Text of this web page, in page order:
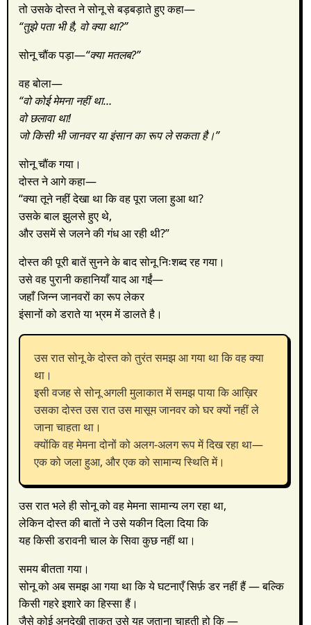
तो उसके दोस्त ने सोनू से बड़बड़ाते हुए कहा—
“तुझे पता भी है, वो क्या था?”
सोनू चौंक पड़ा—“क्या मतलब?”
वह बोला—
“वो कोई मेमना नहीं था…
वो छलावा था!
जो किसी भी जानवर या इंसान का रूप ले सकता है।”
सोनू चौंक गया।
दोस्त ने आगे कहा—
“क्या तूने नहीं देखा था कि वह पूरा जला हुआ था?
उसके बाल झुलसे हुए थे,
और उसमें से जलने की गंध आ रही थी?”
दोस्त की पूरी बातें सुनने के बाद सोनू निःशब्द रह गया।
उसे वह पुरानी कहानियाँ याद आ गईं—
जहाँ जिन्न जानवरों का रूप लेकर
इंसानों को डराते या भ्रम में डालते है।
उस रात सोनू के दोस्त को तुरंत समझ आ गया था कि वह क्या
था।
इसी वजह से सोनू अगली मुलाकात में समझ पाया कि आख़िर
उसका दोस्त उस रात उस मासूम जानवर को घर क्यों नहीं ले
जाना चाहता था।
क्योंकि वह मेमना दोनों को अलग-अलग रूप में दिख रहा था—
एक को जला हुआ, और एक को सामान्य स्थिति में।
उस रात भले ही सोनू को वह मेमना सामान्य लग रहा था,
लेकिन दोस्त की बातों ने उसे यकीन दिला दिया कि
यह किसी डरावनी चाल के सिवा कुछ नहीं था।
समय बीतता गया।
सोनू को अब समझ आ गया था कि ये घटनाएँ सिर्फ़ डर नहीं हैं — बल्कि
किसी गहरे इशारे का हिस्सा हैं।
जैसे कोई अनदेखी ताक़त उसे यह जताना चाहती हो कि —